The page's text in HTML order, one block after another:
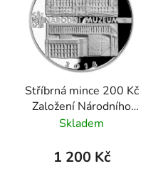
Stříbrná mince 200 Kč
Založení Národního
muzea 2018 proof
Skladem
1 200 Kč